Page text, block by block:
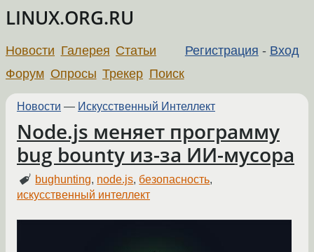
LINUX.ORG.RU
Регистрация - Вход
Новости Галерея Статьи
Форум Опросы Трекер Поиск
Новости — Искусственный Интеллект
Node.js меняет программу
bug bounty из-за ИИ-мусора
bughunting, node.js, безопасность,
искусственный интеллект